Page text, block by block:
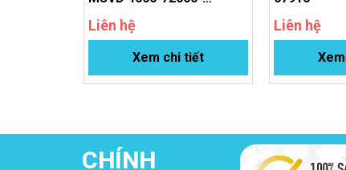
Liên hệ
Xem chi tiết
Liên hệ
CHÍNH